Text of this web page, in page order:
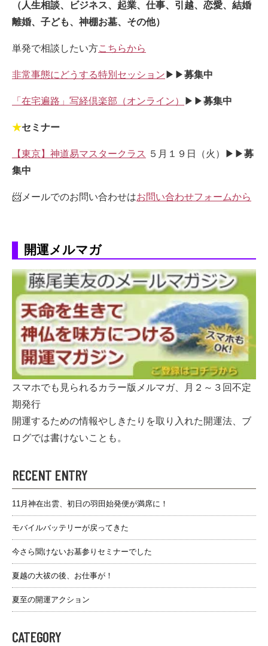
（人生相談、ビジネス、起業、仕事、引越、恋愛、結婚
離婚、子ども、神棚お墓、その他）
単発で相談したい方こちらから
非常事態にどうする特別セッション ▶▶募集中
「在宅遍路」写経倶楽部（オンライン） ▶▶募集中
★セミナー
【東京】神道易マスタークラス ５月１９日（火）▶▶募
集中
📨メールでのお問い合わせはお問い合わせフォームから
開運メルマガ
スマホでも見られるカラー版メルマガ、月２～３回不定
期発行
開運するための情報やしきたりを取り入れた開運法、ブ
ログでは書けないことも。
RECENT ENTRY
11月神在出雲、初日の羽田始発便が満席に！
モバイルバッテリーが戻ってきた
今さら聞けないお墓参りセミナーでした
夏越の大祓の後、お仕事が！
夏至の開運アクション
CATEGORY